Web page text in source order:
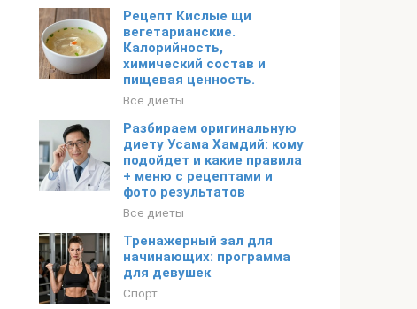
Рецепт Кислые щи
вегетарианские.
Калорийность,
химический состав и
пищевая ценность.
Все диеты
Разбираем оригинальную
диету Усама Хамдий: кому
подойдет и какие правила
+ меню с рецептами и
фото результатов
Все диеты
Тренажерный зал для
начинающих: программа
для девушек
Спорт